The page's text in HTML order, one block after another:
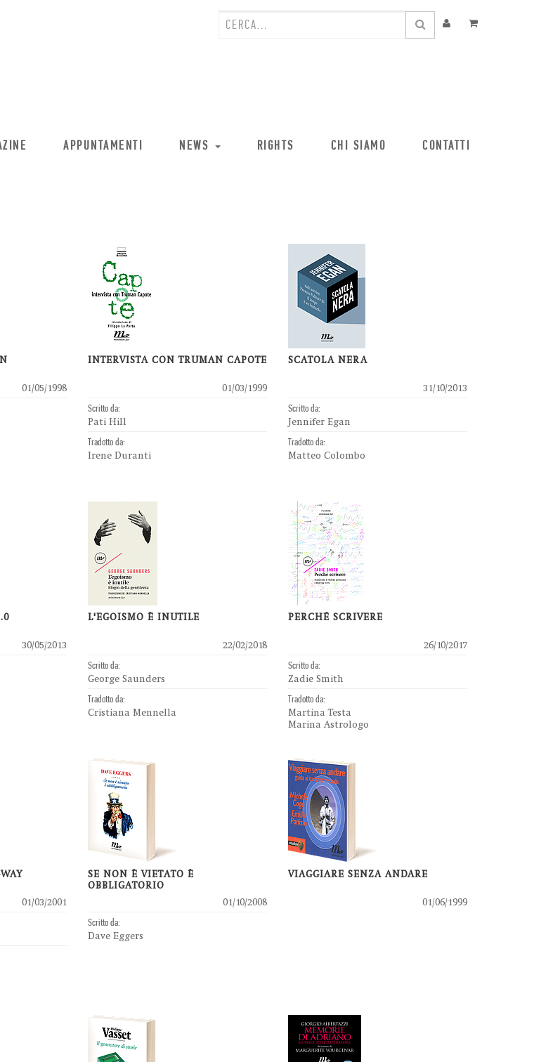
APPUNTAMENTI NEWS RIGHTS CHI SIAMO CONTATTI
01/05/1998
INTERVISTA CON TRUMAN CAPOTE
01/03/1999
Scritto da:
Pati Hill
Tradotto da:
Irene Duranti
SCATOLA NERA
31/10/2013
Scritto da:
Jennifer Egan
Tradotto da:
Matteo Colombo
30/05/2013
L'EGOISMO È INUTILE
22/02/2018
Scritto da:
George Saunders
Tradotto da:
Cristiana Mennella
PERCHÉ SCRIVERE
26/10/2017
Scritto da:
Zadie Smith
Tradotto da:
Martina Testa
Marina Astrologo
01/03/2001
SE NON È VIETATO È
OBBLIGATORIO
01/10/2008
Scritto da:
Dave Eggers
VIAGGIARE SENZA ANDARE
01/06/1999